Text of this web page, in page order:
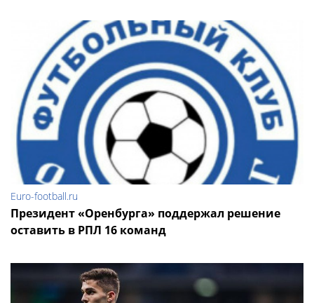
Euro-football.ru
Президент «Оренбурга» поддержал решение
оставить в РПЛ 16 команд